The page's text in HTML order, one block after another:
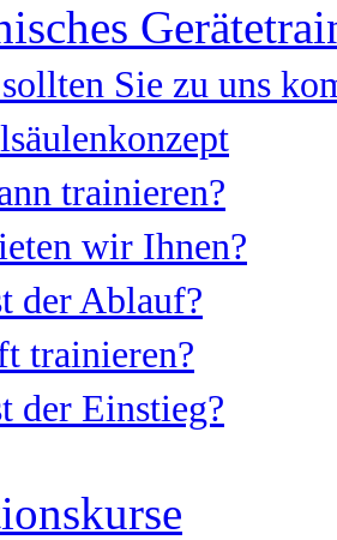
Sie zu uns
trainieren?
wir Ihnen?
der Ablauf?
trainieren?
der Einstieg?